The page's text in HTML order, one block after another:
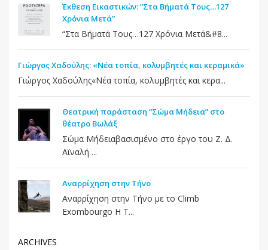
Έκθεση Εικαστικών: “Στα Βήματά Τους…127
Χρόνια Μετά”
“Στα Βήματά Τους…127 Χρόνια Μετά&#8...
Γιώργος Χαδούλης: «Νέα τοπία, κολυμβητές και κεραμικά»
Γιώργος Χαδούλης«Νέα τοπία, κολυμβητές και κερα...
Θεατρική παράσταση “Σώμα Μήδεια” στο
θέατρο Βωλάξ
Σώμα Μήδειαβασισμένο στο έργο του Ζ. Δ.
Αϊναλή ...
Αναρρίχηση στην Τήνο
Αναρρίχηση στην Τήνο με το Climb
Exombourgo Η Τ...
ARCHIVES